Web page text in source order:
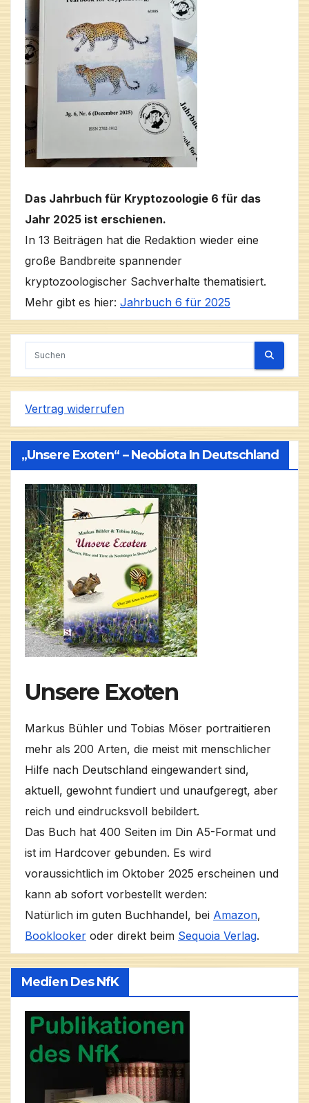
Das Jahrbuch für Kryptozoologie 6 für das
Jahr 2025 ist erschienen.
In 13 Beiträgen hat die Redaktion wieder eine
große Bandbreite spannender
kryptozoologischer Sachverhalte thematisiert.
Mehr gibt es hier: Jahrbuch 6 für 2025
Vertrag widerrufen
„Unsere Exoten“ – Neobiota In Deutschland
Unsere Exoten
Markus Bühler und Tobias Möser portraitieren
mehr als 200 Arten, die meist mit menschlicher
Hilfe nach Deutschland eingewandert sind,
aktuell, gewohnt fundiert und unaufgeregt, aber
reich und eindrucksvoll bebildert.
Das Buch hat 400 Seiten im Din A5-Format und
ist im Hardcover gebunden. Es wird
voraussichtlich im Oktober 2025 erscheinen und
kann ab sofort vorbestellt werden:
Natürlich im guten Buchhandel, bei Amazon,
Booklooker oder direkt beim Sequoia Verlag.
Medien Des NfK